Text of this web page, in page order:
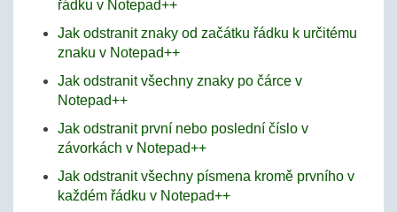
řádku v Notepad++
Jak odstranit znaky od začátku řádku k určitému
znaku v Notepad++
Jak odstranit všechny znaky po čárce v
Notepad++
Jak odstranit první nebo poslední číslo v
závorkách v Notepad++
Jak odstranit všechny písmena kromě prvního v
každém řádku v Notepad++